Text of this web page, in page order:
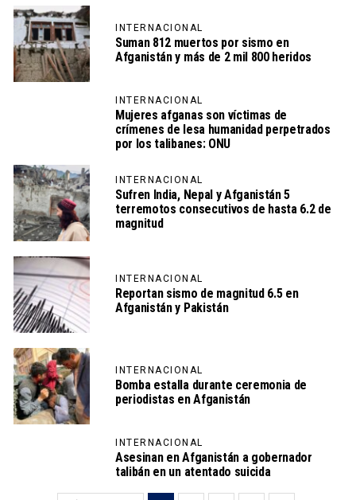
INTERNACIONAL
Suman 812 muertos por sismo en
Afganistán y más de 2 mil 800 heridos
INTERNACIONAL
Mujeres afganas son víctimas de
crímenes de lesa humanidad perpetrados
por los talibanes: ONU
INTERNACIONAL
Sufren India, Nepal y Afganistán 5
terremotos consecutivos de hasta 6.2 de
magnitud
INTERNACIONAL
Reportan sismo de magnitud 6.5 en
Afganistán y Pakistán
INTERNACIONAL
Bomba estalla durante ceremonia de
periodistas en Afganistán
INTERNACIONAL
Asesinan en Afganistán a gobernador
talibán en un atentado suicida